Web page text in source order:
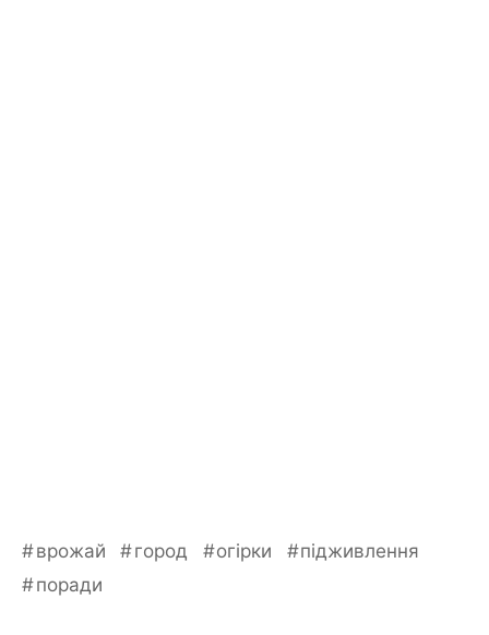
врожай город огірки
підживлення
поради